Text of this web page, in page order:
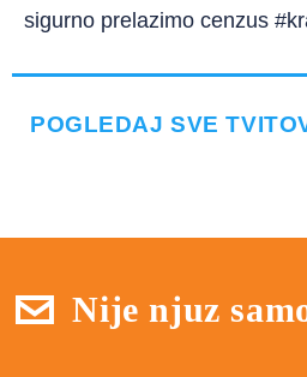
sigurno prelazimo cenzus
POGLEDAJ SVE
Nije njuz